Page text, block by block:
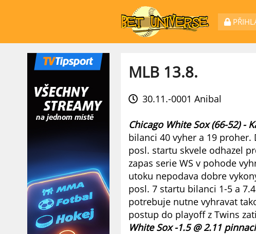
MLB 13.8.
30.11.-0001 Anibal
Chicago White Sox (66-52) -
bilanci 40 vyher a 19
posl. startu skvele odhazel
zapas serie WS v pohode
utoku nepodava dobre
posl. 7 startu bilanci 1-5 a
potrebuje nutne vyhravat
postup do playoff z Twins
White Sox -1.5 @ 2.11